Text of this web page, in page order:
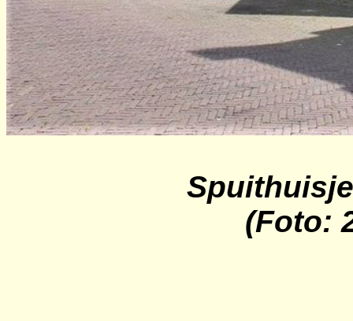
(Foto: